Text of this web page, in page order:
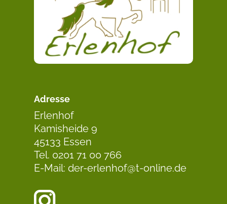
Adresse
Erlenhof
Kamisheide 9
45133 Essen
Tel. 0201 71 00 766
E-Mail: der-erlenhof@t-online.de